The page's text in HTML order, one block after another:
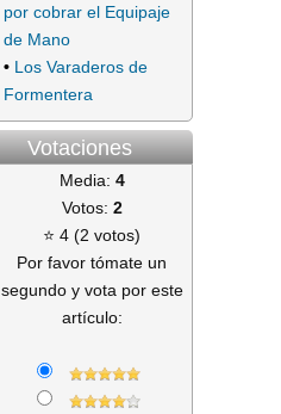
por cobrar el Equipaje
de Mano
• Los Varaderos de
Formentera
Votaciones
Media: 4
Votos: 2
⭐ 4 (2 votos)
Por favor tómate un
segundo y vota por este
artículo: